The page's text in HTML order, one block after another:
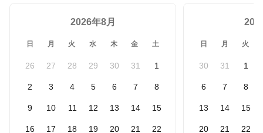
2026年8月
日 月 火 水 木 金 土
26 27 28 29 30 31 1
2 3 4 5 6 7 8
9 10 11 12 13 14 15
16 17 18 19 20 21 22
日 月 火
30 31 1
6 7 8
13 14 15
20 21 22